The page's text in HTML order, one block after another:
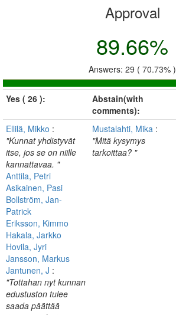
Approval
89.66%
Answers: 29 ( 70.73% )
Yes ( 26 ):
Abstain(with
comments):
Ellilä, Mikko :
"Kunnat yhdistyvät
itse, jos se on niille
kannattavaa. "
Anttila, Petri
Asikainen, Pasi
Bollström, Jan-
Patrick
Eriksson, Kimmo
Hakala, Jarkko
Hovila, Jyri
Jansson, Markus
Jantunen, J :
"Tottahan nyt kunnan
edustuston tulee
saada päättää
Mustalahti, Mika :
"Mitä kysymys
tarkoittaa? "